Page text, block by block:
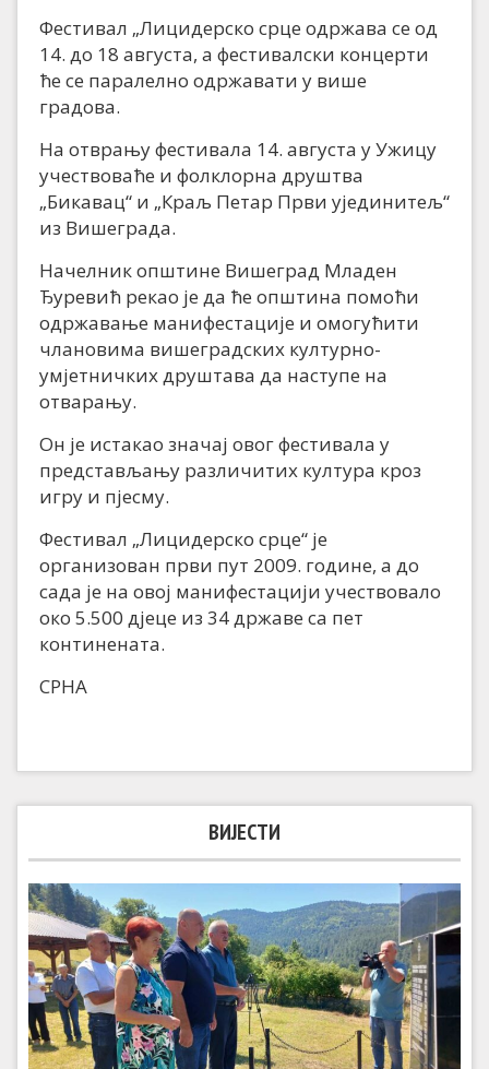
Фестивал „Лицидерско срце одржава се од
14. до 18 августа, а фестивалски концерти
ће се паралелно одржавати у више
градова.
На отврању фестивала 14. августа у Ужицу
учествоваће и фолклорна друштва
„Бикавац“ и „Краљ Петар Први ујединитељ“
из Вишеграда.
Начелник општине Вишеград Младен
Ђуревић рекао је да ће општина помоћи
одржавање манифестације и омогућити
члановима вишеградских културно-
умјетничких друштава да наступе на
отварању.
Он је истакао значај овог фестивала у
представљању различитих култура кроз
игру и пјесму.
Фестивал „Лицидерско срце“ је
организован први пут 2009. године, а до
сада је на овој манифестацији учествовало
око 5.500 дјеце из 34 државе са пет
континената.
СРНА
ВИЈЕСТИ